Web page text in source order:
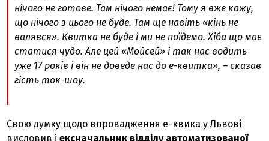
нічого не готове. Там нічого немає! Тому я вже кажу,
що нічого з цього не буде. Там ще навіть «кінь не
валявся». Квитка не буде і ми не поїдемо. Хіба що має
статися чудо. Але цей «Мойсей» і так нас водить
уже 17 років і він не доведе нас до е-квитка», – сказав
гість ток-шоу.
Свою думку щодо впровадження е-квика у Львові
висловив іексначальник відділу автоматизованої